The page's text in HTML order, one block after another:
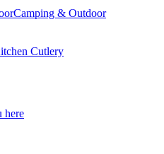
Camping & Outdoor
Cutlery
here